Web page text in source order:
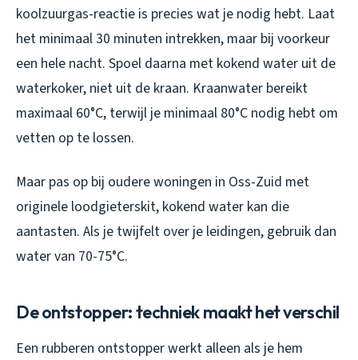
koolzuurgas-reactie is precies wat je nodig hebt. Laat
het minimaal 30 minuten intrekken, maar bij voorkeur
een hele nacht. Spoel daarna met kokend water uit de
waterkoker, niet uit de kraan. Kraanwater bereikt
maximaal 60°C, terwijl je minimaal 80°C nodig hebt om
vetten op te lossen.
Maar pas op bij oudere woningen in Oss-Zuid met
originele loodgieterskit, kokend water kan die
aantasten. Als je twijfelt over je leidingen, gebruik dan
water van 70-75°C.
De ontstopper: techniek maakt het verschil
Een rubberen ontstopper werkt alleen als je hem